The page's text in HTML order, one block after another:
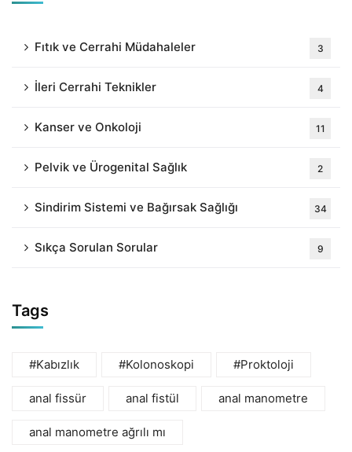
Fıtık ve Cerrahi Müdahaleler 3
İleri Cerrahi Teknikler 4
Kanser ve Onkoloji 11
Pelvik ve Ürogenital Sağlık 2
Sindirim Sistemi ve Bağırsak Sağlığı 34
Sıkça Sorulan Sorular 9
Tags
#Kabızlık #Kolonoskopi #Proktoloji
anal fissür anal fistül anal manometre
anal manometre ağrılı mı